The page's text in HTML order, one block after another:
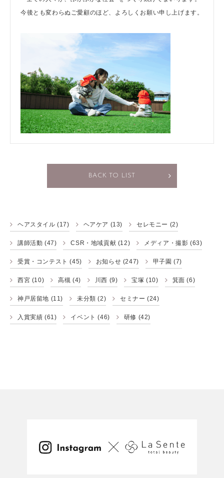
今後とも変わらぬご愛顧のほど、よろしくお願い申し上げます。
BACK TO LIST
ヘアスタイル (17) ヘアケア (13) セレモニー (2)
講師活動 (47) CSR・地域貢献 (12) メディア・撮影 (63)
受賞・コンテスト (45) お知らせ (247) 甲子園 (7)
西宮 (10) 高槻 (4) 川西 (9) 宝塚 (10) 箕面 (6)
神戸居留地 (11) 未分類 (2) セミナー (24)
入賞実績 (61) イベント (46) 研修 (42)